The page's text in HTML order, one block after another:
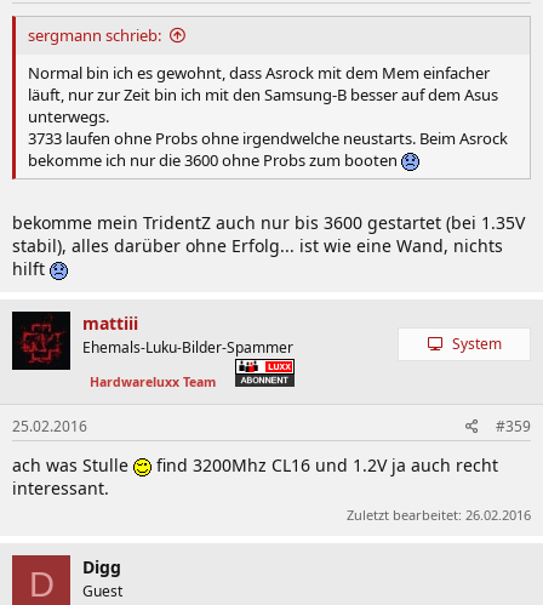
sergmann schrieb:
Normal bin ich es gewohnt, dass Asrock mit dem Mem einfacher
läuft, nur zur Zeit bin ich mit den Samsung-B besser auf dem Asus
unterwegs.
3733 laufen ohne Probs ohne irgendwelche neustarts. Beim Asrock
bekomme ich nur die 3600 ohne Probs zum booten
bekomme mein TridentZ auch nur bis 3600 gestartet (bei 1.35V
stabil), alles darüber ohne Erfolg... ist wie eine Wand, nichts
hilft
mattiii
Ehemals-Luku-Bilder-Spammer
Hardwareluxx Team
System
25.02.2016 #359
ach was Stulle
find 3200Mhz CL16 und 1.2V ja auch recht
interessant.
Zuletzt bearbeitet: 26.02.2016
D Digg
Guest